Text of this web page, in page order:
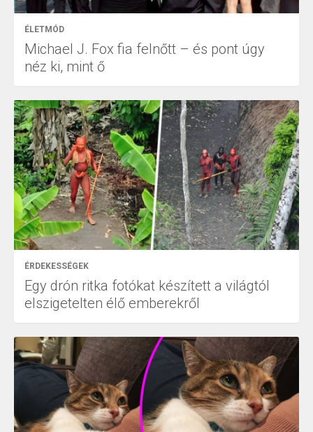
ÉLETMÓD
Michael J. Fox fia felnőtt – és pont úgy
néz ki, mint ő
ÉRDEKESSÉGEK
Egy drón ritka fotókat készített a világtól
elszigetelten élő emberekről